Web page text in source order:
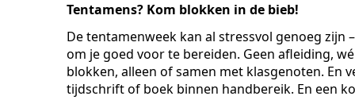
Tentamens? Kom blokken in de bieb!
De tentamenweek kan al stressvol genoeg
om je goed voor te bereiden. Geen afleiding,
blokken, alleen of samen met klasgenoten. En
tijdschrift of boek binnen handbereik. En een